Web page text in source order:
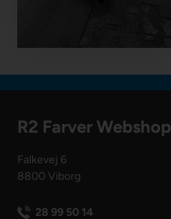
R2 Farver Webshop
Falkevej 6
8800 Viborg
28 99 50 14